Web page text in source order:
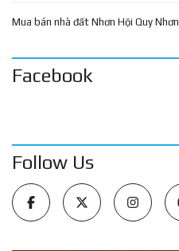
Mua bán nhà đất Nhơn Hội Quy Nhơn
Facebook
Follow Us